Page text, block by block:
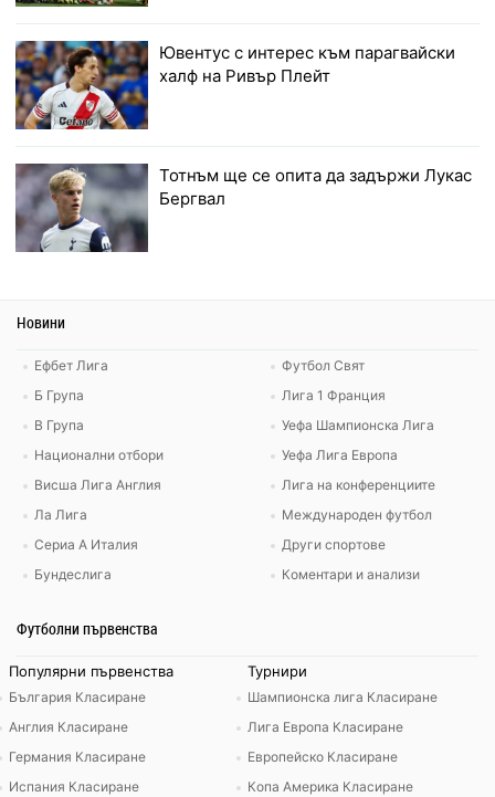
Ювентус с интерес към парагвайски
халф на Ривър Плейт
Тотнъм ще се опита да задържи Лукас
Бергвал
Новини
Ефбет Лига
Б Група
В Група
Национални отбори
Висша Лига Англия
Ла Лига
Сериа А Италия
Бундеслига
Футбол Свят
Лига 1 Франция
Уефа Шампионска Лига
Уефа Лига Европа
Лига на конференциите
Международен футбол
Други спортове
Коментари и анализи
Футболни първенства
Популярни първенства
България Класиране
Англия Класиране
Германия Класиране
Испания Класиране
Турнири
Шампионска лига Класиране
Лига Европа Класиране
Европейско Класиране
Копа Америка Класиране